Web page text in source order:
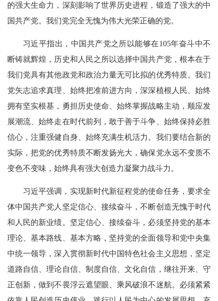
的强大生命力，深刻影响了世界历史进程，锻造了强大的中
国共产党。我们党完全无愧为伟大光荣正确的党。
习近平指出，中国共产党之所以能够在105年奋斗中不
断铸就辉煌，历史和人民之所以选择中国共产党，根本在于
我们党具有其他政党和政治力量无可比拟的优秀特质。我们
党矢志追求真理、始终把准前进方向，深深植根人民、始终
拥有坚实根基，勇担历史使命、始终掌握战略主动，顺应发
展潮流、始终走在时代前列，敢于善于斗争、始终保持必胜
信心，注重强健自身、始终充满生机活力。我们要结合新的
实际，把党的优秀特质不断发扬光大，确保党永远不变质不
变色不变味，始终具有强大创造力凝聚力战斗力。
习近平强调，实现新时代新征程党的使命任务，要求全
体中国共产党人坚定信心、接续奋斗，不断创造无愧于时代
和人民的新业绩。坚定信心、接续奋斗，必须坚持党的基本
理论、基本路线、基本方略，坚持党的全面领导和党中央集
中统一领导，深入贯彻新时代中国特色社会主义思想，坚定
道路自信、理论自信、制度自信、文化自信，继往开来、守
正创新，做到不畏浮云遮望眼、乘风破浪不迷航。必须紧紧